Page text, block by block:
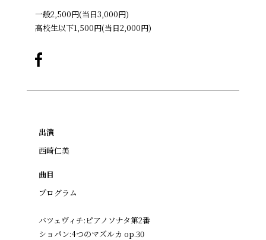
一般2,500円(当日3,000円)
高校生以下1,500円(当日2,000円)
出演
西崎仁美
曲目
プログラム
バツェヴィチ:ピアノソナタ第2番
ショパン:4つのマズルカ op.30